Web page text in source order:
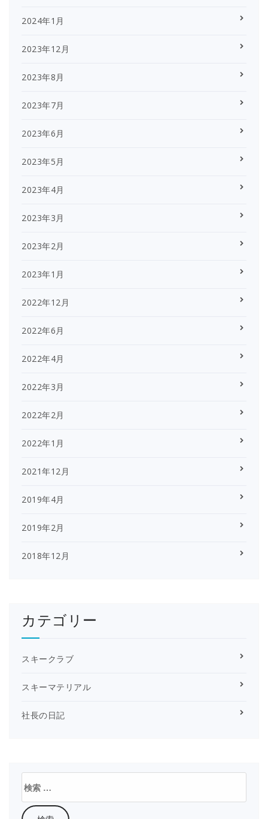
2024年1月
2023年12月
2023年8月
2023年7月
2023年6月
2023年5月
2023年4月
2023年3月
2023年2月
2023年1月
2022年12月
2022年6月
2022年4月
2022年3月
2022年2月
2022年1月
2021年12月
2019年4月
2019年2月
2018年12月
カテゴリー
スキークラブ
スキーマテリアル
社長の日記
索: